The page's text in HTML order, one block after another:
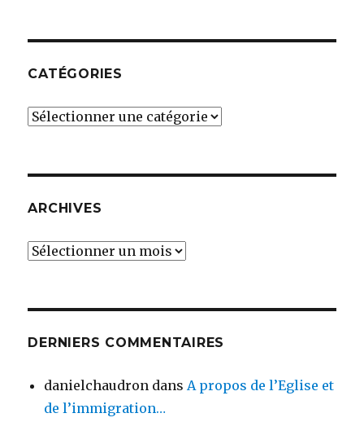
CATÉGORIES
Catégories
ARCHIVES
Archives
DERNIERS COMMENTAIRES
danielchaudron dansA propos de l’Eglise et
de l’immigration…